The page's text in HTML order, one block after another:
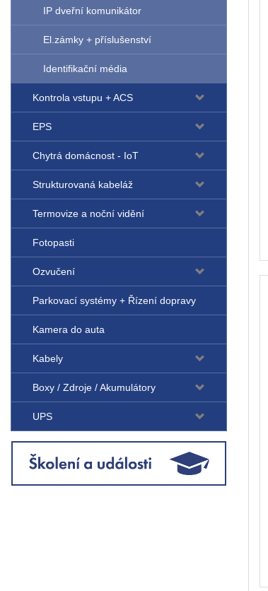
IP dveřní komunikátor
El.zámky + příslušenství
Identifikační média
Kontrola vstupu + ACS
EPS
Chytrá domácnost - IoT
Strukturovaná kabeláž
Termovize a noční vidění
Fotopasti
Ozvučení
Parkovací systémy + Řízení dopravy
Kamera do auta
Kabely
Boxy / Zdroje / Akumulátory
UPS